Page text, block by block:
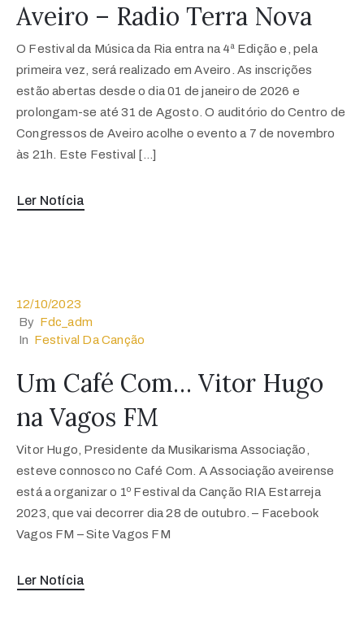
Aveiro – Radio Terra Nova
O Festival da Música da Ria entra na 4ª Edição e, pela
primeira vez, será realizado em Aveiro. As inscrições
estão abertas desde o dia 01 de janeiro de 2026 e
prolongam-se até 31 de Agosto. O auditório do Centro de
Congressos de Aveiro acolhe o evento a 7 de novembro
às 21h. Este Festival […]
Ler Notícia
12/10/2023
By Fdc_adm
In Festival Da Canção
Um Café Com… Vitor Hugo
na Vagos FM
Vitor Hugo, Presidente da Musikarisma Associação,
esteve connosco no Café Com. A Associação aveirense
está a organizar o 1º Festival da Canção RIA Estarreja
2023, que vai decorrer dia 28 de outubro. – Facebook
Vagos FM – Site Vagos FM
Ler Notícia